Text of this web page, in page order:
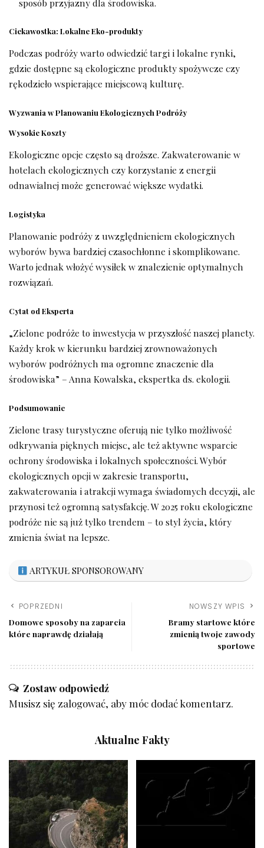
Ciekawostka: Lokalne Eko-produkty
Podczas podróży warto odwiedzić targi i lokalne rynki,
gdzie dostępne są ekologiczne produkty spożywcze czy
rękodzieło wspierające miejscową kulturę.
Wyzwania w Planowaniu Ekologicznych Podróży
Wysokie Koszty
Ekologiczne opcje często są droższe. Zakwaterowanie w
hotelach ekologicznych czy korzystanie z energii
odnawialnej może generować większe wydatki.
Logistyka
Planowanie podróży z uwzględnieniem ekologicznych
wyborów bywa bardziej czasochłonne i skomplikowane.
Warto jednak włożyć wysiłek w znalezienie optymalnych
rozwiązań.
Cytat od Eksperta
„Zielone podróże to inwestycja w przyszłość naszej planety.
Każdy krok w kierunku bardziej zrownoważonych
wyborów podróżnych ma ogromne znaczenie dla
środowiska” – Anna Kowalska, ekspertka ds. ekologii.
Podsumowanie
Zielone trasy turystyczne oferują nie tylko możliwość
odkrywania pięknych miejsc, ale też aktywne wsparcie
ochrony środowiska i lokalnych społeczności. Wybór
ekologicznych opcji w zakresie transportu,
zakwaterowania i atrakcji wymaga świadomych decyzji, ale
przynosi też ogromną satysfakcję. W 2025 roku ekologiczne
podróże nie są już tylko trendem – to styl życia, który
zmienia świat na lepsze.
ARTYKUŁ SPONSOROWANY
POPRZEDNI
Domowe sposoby na zaparcia
które naprawdę działają
NOWSZY WPIS
Bramy startowe które
zmienią twoje zawody
sportowe
Zostaw odpowiedź
Musisz się zalogować, aby móc dodać komentarz.
Aktualne Fakty